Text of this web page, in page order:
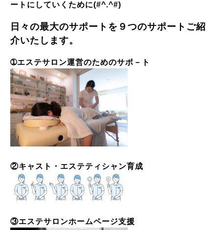
ートにしていくために(#^.^#)
日々の最大のサポートを９つのサポートご紹
介いたします。
➀エステサロン運営のためのサポ－ト
②キャスト・エステティシャン育成
③エステサロンホームページ支援